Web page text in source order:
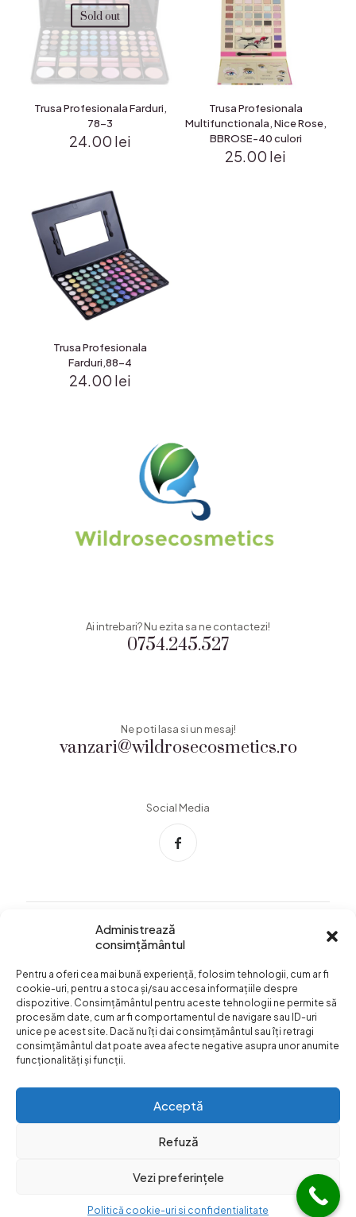
Administrează
consimțământul
Pentru a oferi cea mai bună experiență, folosim tehnologii, cum ar fi
cookie-uri, pentru a stoca și/sau accesa informațiile despre
dispozitive. Consimțământul pentru aceste tehnologii ne permite să
procesăm date, cum ar fi comportamentul de navigare sau ID-uri
unice pe acest site. Dacă nu îți dai consimțământul sau îți retragi
consimțământul dat poate avea afecte negative asupra unor anumite
funcționalități și funcții.
Acceptă
Refuză
Vezi preferințele
Politică cookie-uri si confidentialitate
Sold out
Trusa Profesionala Farduri,
78-3
24.00 lei
Trusa Profesionala
Multifunctionala, Nice Rose,
BBROSE-40 culori
25.00 lei
Trusa Profesionala
Farduri,88-4
24.00 lei
0754.245.527
Ai intrebari? Nu ezita sa ne contactezi!
vanzari@wildrosecosmetics.ro
Ne poti lasa si un mesaj!
Social Media
Termeni si conditii
Confidentialitatea
datelor
Livrare si plata
Formular retur
Web Hotel